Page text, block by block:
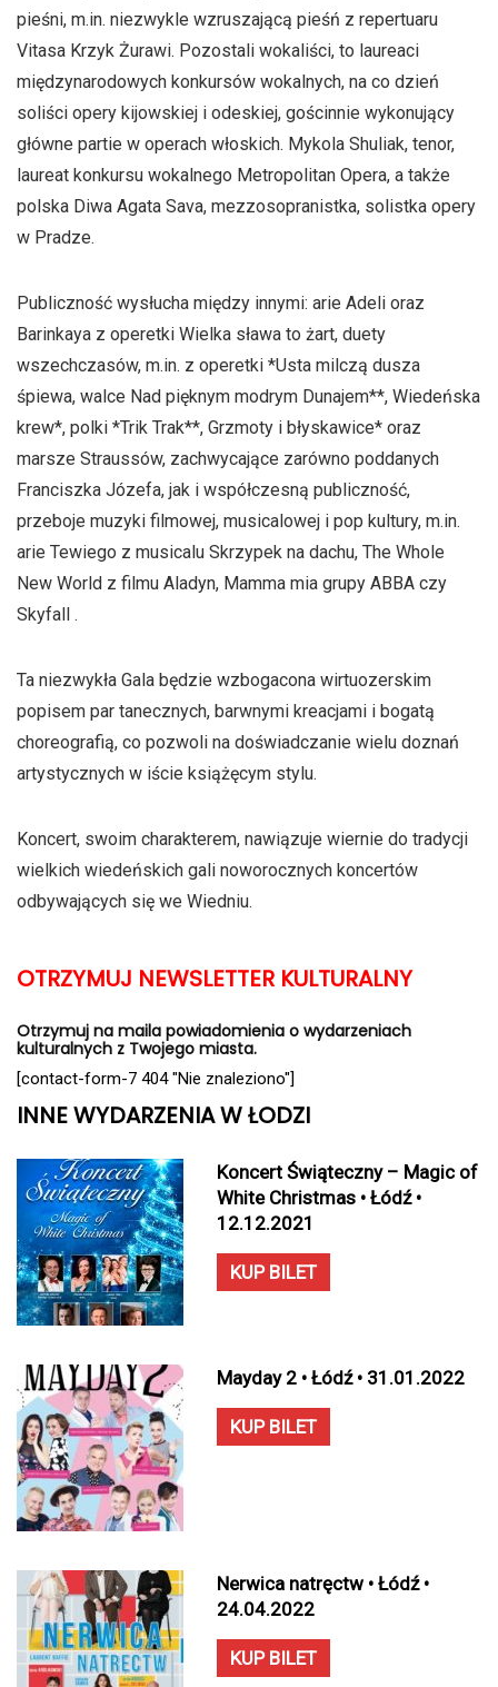
pieśni, m.in. niezwykle wzruszającą pieśń z repertuaru
Vitasa Krzyk Żurawi. Pozostali wokaliści, to laureaci
międzynarodowych konkursów wokalnych, na co dzień
soliści opery kijowskiej i odeskiej, gościnnie wykonujący
główne partie w operach włoskich. Mykola Shuliak, tenor,
laureat konkursu wokalnego Metropolitan Opera, a także
polska Diwa Agata Sava, mezzosopranistka, solistka opery
w Pradze.
Publiczność wysłucha między innymi: arie Adeli oraz
Barinkaya z operetki Wielka sława to żart, duety
wszechczasów, m.in. z operetki *Usta milczą dusza
śpiewa, walce Nad pięknym modrym Dunajem**, Wiedeńska
krew*, polki *Trik Trak**, Grzmoty i błyskawice* oraz
marsze Straussów, zachwycające zarówno poddanych
Franciszka Józefa, jak i współczesną publiczność,
przeboje muzyki filmowej, musicalowej i pop kultury, m.in.
arie Tewiego z musicalu Skrzypek na dachu, The Whole
New World z filmu Aladyn, Mamma mia grupy ABBA czy
Skyfall .
Ta niezwykła Gala będzie wzbogacona wirtuozerskim
popisem par tanecznych, barwnymi kreacjami i bogatą
choreografią, co pozwoli na doświadczanie wielu doznań
artystycznych w iście książęcym stylu.
Koncert, swoim charakterem, nawiązuje wiernie do tradycji
wielkich wiedeńskich gali noworocznych koncertów
odbywających się we Wiedniu.
OTRZYMUJ NEWSLETTER KULTURALNY
Otrzymuj na maila powiadomienia o wydarzeniach
kulturalnych z Twojego miasta.
[contact-form-7 404 "Nie znaleziono"]
INNE WYDARZENIA W ŁODZI
Koncert Świąteczny – Magic of
White Christmas • Łódź •
12.12.2021
KUP BILET
Mayday 2 • Łódź • 31.01.2022
KUP BILET
Nerwica natręctw • Łódź •
24.04.2022
KUP BILET